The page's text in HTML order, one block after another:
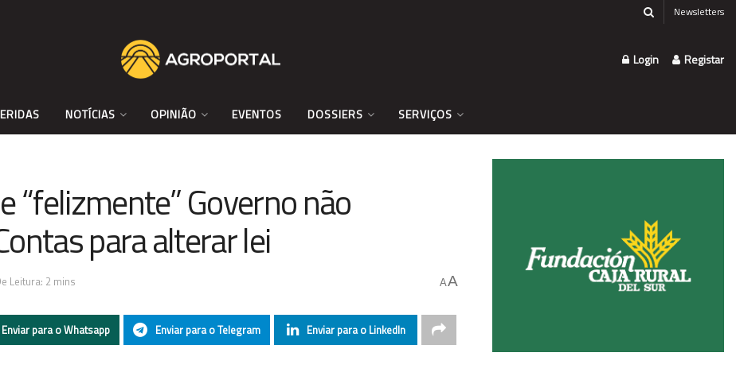
Newsletters
Login Registar
NOTÍCIAS OPINIÃO EVENTOS DOSSIERS SERVIÇOS
“felizmente” Governo não
para alterar lei
Leitura: 2 mins AA
Enviar para o Whatsapp Enviar para o Telegram Enviar para o LinkedIn